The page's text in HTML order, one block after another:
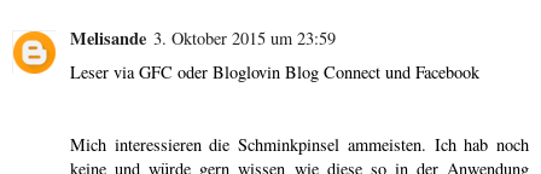
Melisande 3. Oktober 2015 um 23:59
Leser via GFC oder Bloglovin Blog Connect und Facebook
Mich interessieren die Schminkpinsel ammeisten. Ich hab noch
keine und würde gern wissen wie diese so in der Anwendung